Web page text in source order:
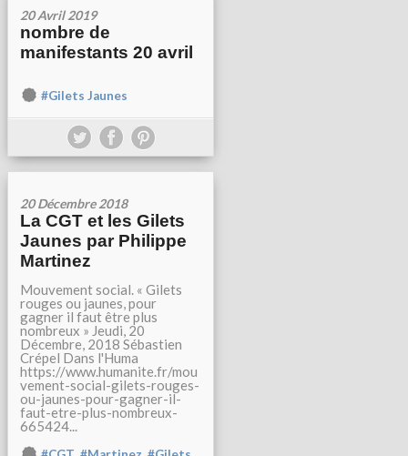
20 Avril 2019
nombre de
manifestants 20 avril
#Gilets Jaunes
20 Décembre 2018
La CGT et les Gilets
Jaunes par Philippe
Martinez
Mouvement social. « Gilets
rouges ou jaunes, pour
gagner il faut être plus
nombreux » Jeudi, 20
Décembre, 2018 Sébastien
Crépel Dans l'Huma
https://www.humanite.fr/mou
vement-social-gilets-rouges-
ou-jaunes-pour-gagner-il-
faut-etre-plus-nombreux-
665424...